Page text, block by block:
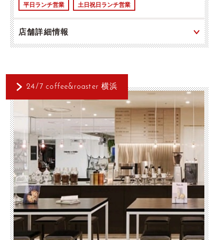
平日ランチ営業 土日祝日ランチ営業
店舗詳細情報
24/7 coffee&roaster 横浜